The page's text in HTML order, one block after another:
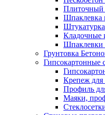
Плиточный
Шпаклевка
Кладочные
Шпаклевки
Грунтовка
Гипсокартонные
Крепеж для
Профиль
Маяки,